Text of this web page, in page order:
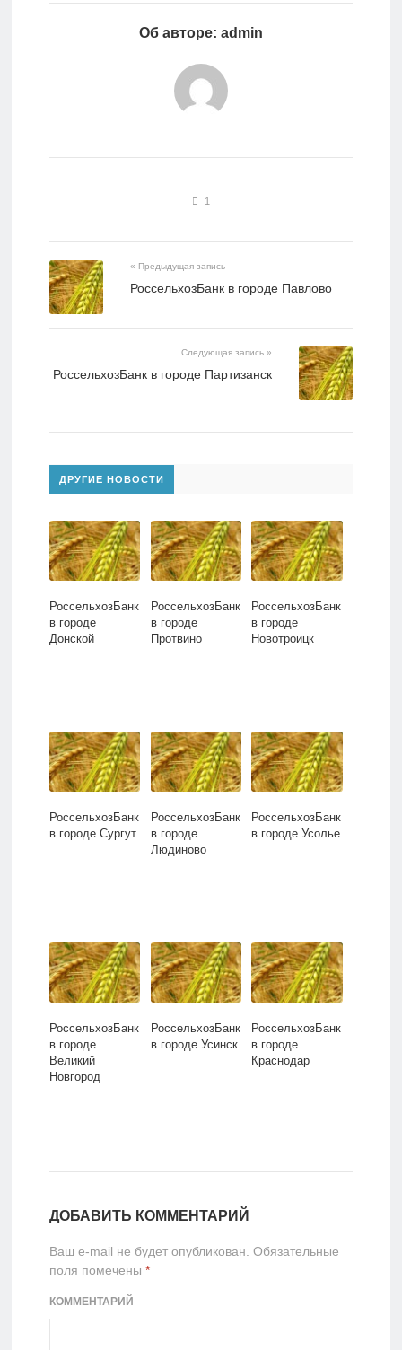
Об авторе: admin
1
« Предыдущая запись
РоссельхозБанк в городе Павлово
Следующая запись »
РоссельхозБанк в городе Партизанск
ДРУГИЕ НОВОСТИ
РоссельхозБанк
в городе
Донской
РоссельхозБанк
в городе
Протвино
РоссельхозБанк
в городе
Новотроицк
РоссельхозБанк
в городе Сургут
РоссельхозБанк
в городе
Людиново
РоссельхозБанк
в городе Усолье
РоссельхозБанк
в городе
Великий
Новгород
РоссельхозБанк
в городе Усинск
РоссельхозБанк
в городе
Краснодар
ДОБАВИТЬ КОММЕНТАРИЙ
Ваш e-mail не будет опубликован. Обязательные
поля помечены *
КОММЕНТАРИЙ